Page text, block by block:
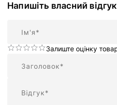
Напишіть власний відгук
Залиште оцінку